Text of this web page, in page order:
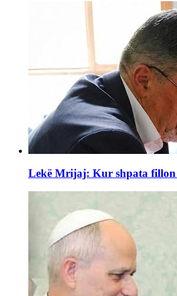
Lekë Mrijaj: Kur shpata fillon